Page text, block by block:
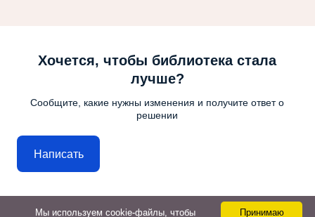
Хочется, чтобы библиотека стала
лучше?
Сообщите, какие нужны изменения и получите ответ о
решении
Написать
Принимаю
Мы используем cookie-файлы, чтобы